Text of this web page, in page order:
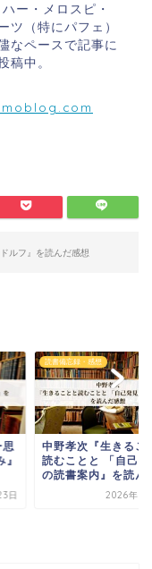
ー・メロスピ・
ツ（特にパフェ）
なペースで記事に
稿中。
ルフ』を読んだ感想
思
日
読書備忘録・感想
中野孝次『生きるこ
読むことと 「自己発
の読書案内』を読ん
2026年5